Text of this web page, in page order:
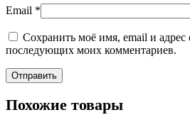
Email *
Сохранить моё имя, email и адрес
последующих моих комментариев.
Похожие товары